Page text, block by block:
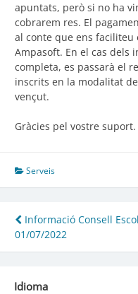
apuntats, però si no ha
cobrarem res. El
al conte que ens faciliteu
Ampasoft. En el cas dels
completa, es passarà el
inscrits en la modalitat
vençut.
Gràcies pel vostre suport.
Serveis
Navegació
d'entrades
Informació Consell
01/07/2022
Idioma